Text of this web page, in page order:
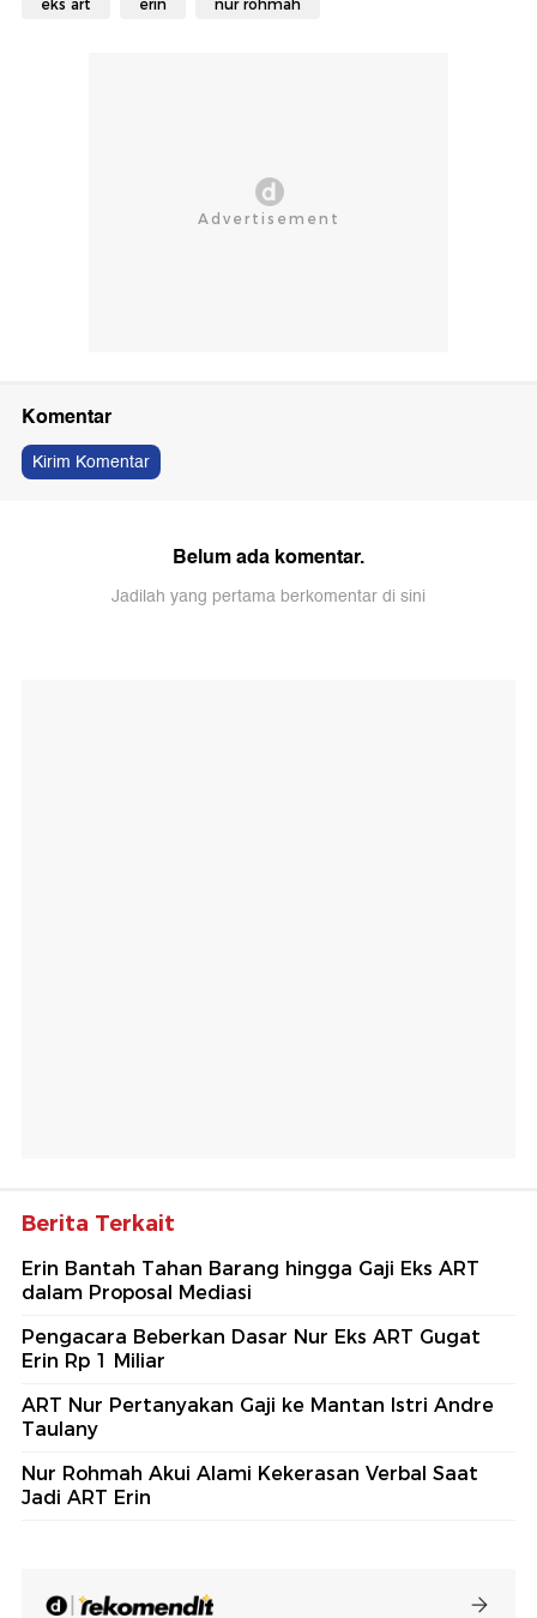
eks art erin nur rohmah
Komentar
Kirim Komentar
Belum ada komentar.
Jadilah yang pertama berkomentar di sini
Berita Terkait
Erin Bantah Tahan Barang hingga Gaji Eks ART
dalam Proposal Mediasi
Pengacara Beberkan Dasar Nur Eks ART Gugat
Erin Rp 1 Miliar
ART Nur Pertanyakan Gaji ke Mantan Istri Andre
Taulany
Nur Rohmah Akui Alami Kekerasan Verbal Saat
Jadi ART Erin